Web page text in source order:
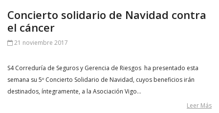
Concierto solidario de Navidad contra
el cáncer
21 noviembre 2017
S4 Correduría de Seguros y Gerencia de Riesgos ha presentado esta
semana su 5º Concierto Solidario de Navidad, cuyos beneficios irán
destinados, íntegramente, a la Asociación Vigo…
Leer Más